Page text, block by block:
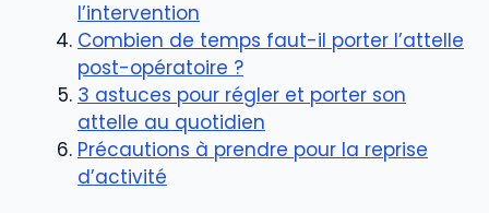
l’intervention
Combien de temps faut-il porter l’attelle
post-opératoire ?
3 astuces pour régler et porter son
attelle au quotidien
Précautions à prendre pour la reprise
d’activité